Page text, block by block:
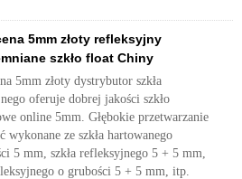
5mm złoty refleksyjny
szkło float Chiny
5mm złoty dystrybutor szkła
oferuje dobrej jakości szkło
online 5mm. Głębokie przetwarzanie
wykonane ze szkła hartowanego
5 mm, szkła refleksyjnego 5 + 5 mm,
o grubości 5 + 5 mm, itp.